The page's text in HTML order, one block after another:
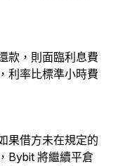
款，則面臨利息費
利率比標準小時費
果借方未在規定的
Bybit 將繼續平倉